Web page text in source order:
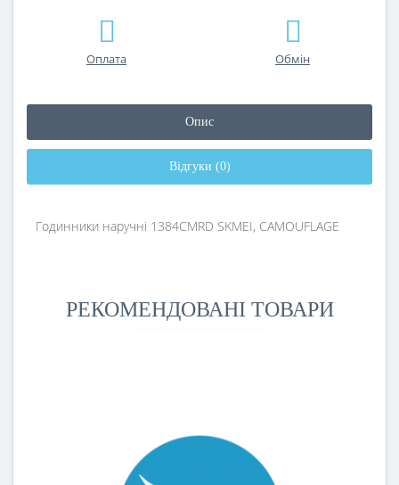
Оплата Обмін
Опис
Відгуки (0)
Годинники наручні 1384CMRD SKMEI, CAMOUFLAGE
РЕКОМЕНДОВАНІ ТОВАРИ